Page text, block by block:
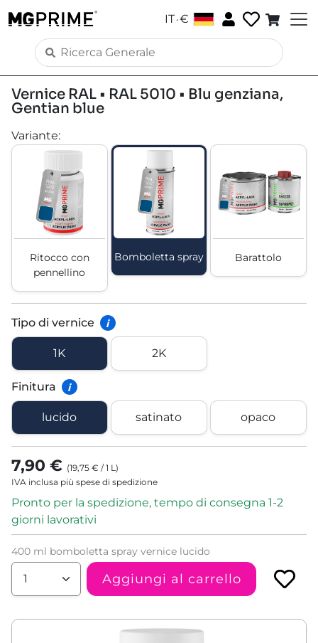
IT.€
Vernice RAL • RAL 5010 • Blu genziana,
Gentian blue
Variante:
Ritocco con
pennellino
Bomboletta spray Barattolo
Tipo di vernice i
1K 2K
Finitura i
lucido satinato opaco
7,90 € (19,75 € /1 L )
IVA inclusa più spese di spedizione
Pronto per la spedizione, tempo di consegna 1-2
giorni lavorativi
400 ml bomboletta spray vernice lucido
Aggiungi al carrello